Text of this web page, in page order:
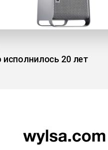
исполнилось 20 лет